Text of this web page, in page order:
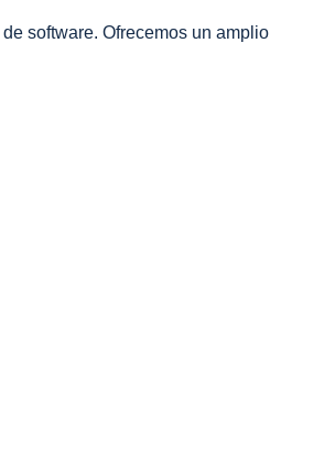
software. Ofrecemos un amplio